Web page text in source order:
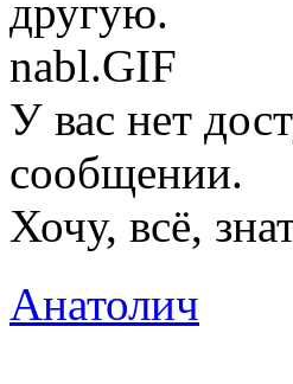
другую.
nabl.GIF
У вас нет
сообщении.
Хочу, всё,
Анатолич